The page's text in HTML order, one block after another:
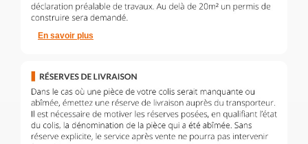
En savoir plus